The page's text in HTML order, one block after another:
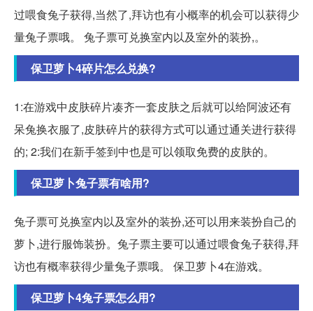
过喂食兔子获得,当然了,拜访也有小概率的机会可以获得少
量兔子票哦。 兔子票可兑换室内以及室外的装扮,。
保卫萝卜4碎片怎么兑换?
1:在游戏中皮肤碎片凑齐一套皮肤之后就可以给阿波还有
呆兔换衣服了,皮肤碎片的获得方式可以通过通关进行获得
的; 2:我们在新手签到中也是可以领取免费的皮肤的。
保卫萝卜兔子票有啥用?
兔子票可兑换室内以及室外的装扮,还可以用来装扮自己的
萝卜,进行服饰装扮。兔子票主要可以通过喂食兔子获得,拜
访也有概率获得少量兔子票哦。 保卫萝卜4在游戏。
保卫萝卜4兔子票怎么用?